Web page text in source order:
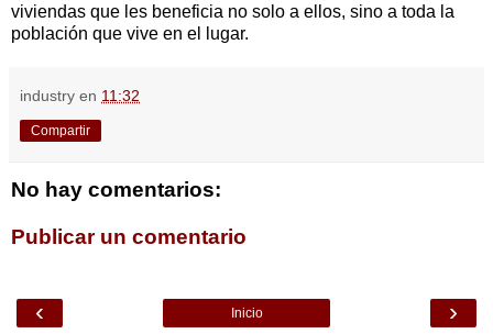
viviendas que les beneficia no solo a ellos, sino a toda la
población que vive en el lugar.
industry en 11:32
Compartir
No hay comentarios:
Publicar un comentario
‹ ›
Inicio